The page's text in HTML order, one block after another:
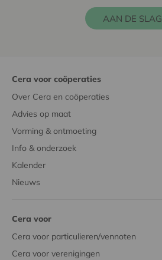
AAN DE SLAG
Cera voor coöperaties
Over Cera en coöperaties
Advies op maat
Vorming & ontmoeting
Info & onderzoek
Kalender
Nieuws
Cera voor
Cera voor particulieren/vennoten
Cera voor verenigingen